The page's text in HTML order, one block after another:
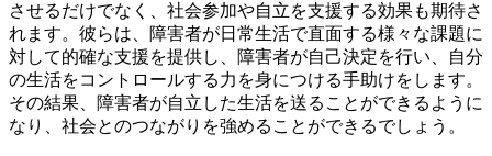
させるだけでなく、社会参加や自立を支援する効果も期待さ
れます。彼らは、障害者が日常生活で直面する様々な課題に
対して的確な支援を提供し、障害者が自己決定を行い、自分
の生活をコントロールする力を身につける手助けをします。
その結果、障害者が自立した生活を送ることができるように
なり、社会とのつながりを強めることができるでしょう。